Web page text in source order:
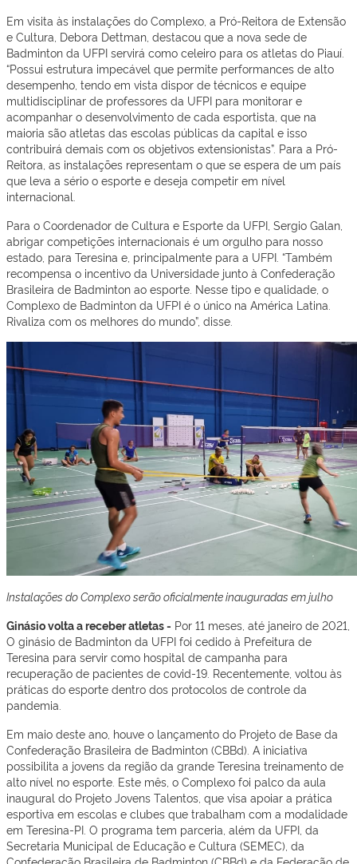
Em visita às instalações do Complexo, a Pró-Reitora de Extensão
e Cultura, Debora Dettman, destacou que a nova sede de
Badminton da UFPI servirá como celeiro para os atletas do Piauí.
“Possui estrutura impecável que permite performances de alto
desempenho, tendo em vista dispor de técnicos e equipe
multidisciplinar de professores da UFPI para monitorar e
acompanhar o desenvolvimento de cada esportista, que na
maioria são atletas das escolas públicas da capital e isso
contribuirá demais com os objetivos extensionistas”. Para a Pró-
Reitora, as instalações representam o que se espera de um país
que leva a sério o esporte e deseja competir em nível
internacional.
Para o Coordenador de Cultura e Esporte da UFPI, Sergio Galan,
abrigar competições internacionais é um orgulho para nosso
estado, para Teresina e, principalmente para a UFPI. “Também
recompensa o incentivo da Universidade junto à Confederação
Brasileira de Badminton ao esporte. Nesse tipo e qualidade, o
Complexo de Badminton da UFPI é o único na América Latina.
Rivaliza com os melhores do mundo”, disse.
Instalações do Complexo serão oficialmente inauguradas em julho
Ginásio volta a receber atletas - Por 11 meses, até janeiro de 2021,
O ginásio de Badminton da UFPI foi cedido à Prefeitura de
Teresina para servir como hospital de campanha para
recuperação de pacientes de covid-19. Recentemente, voltou às
práticas do esporte dentro dos protocolos de controle da
pandemia.
Em maio deste ano, houve o lançamento do Projeto de Base da
Confederação Brasileira de Badminton (CBBd). A iniciativa
possibilita a jovens da região da grande Teresina treinamento de
alto nível no esporte. Este mês, o Complexo foi palco da aula
inaugural do Projeto Jovens Talentos, que visa apoiar a prática
esportiva em escolas e clubes que trabalham com a modalidade
em Teresina-PI. O programa tem parceria, além da UFPI, da
Secretaria Municipal de Educação e Cultura (SEMEC), da